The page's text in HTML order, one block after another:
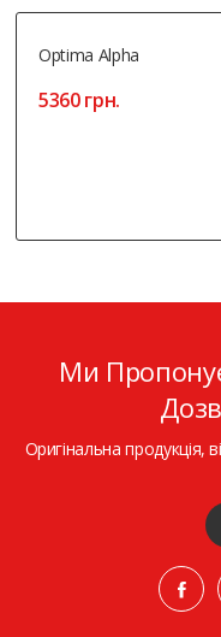
Optima Alpha
5360 грн.
Ми
Оригінальна продукція,